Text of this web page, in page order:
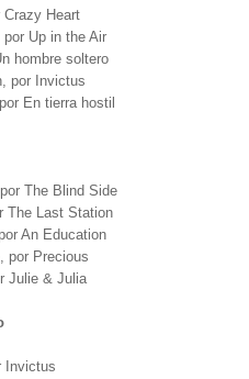
Heart
por Up in the Air
hombre soltero
por Invictus
En tierra hostil
The Blind Side
The Last Station
An Education
por Precious
Julie & Julia
Invictus